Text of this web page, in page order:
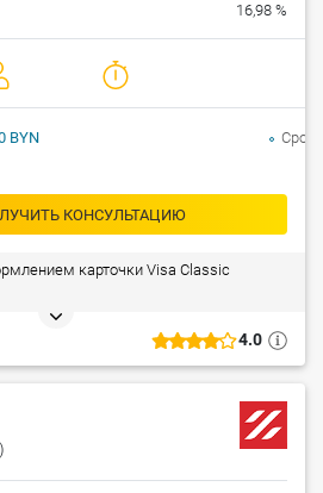
4.0
16,98 %
КОНСУЛЬТАЦИЮ
BYN
Срок
карточки Visa Classic